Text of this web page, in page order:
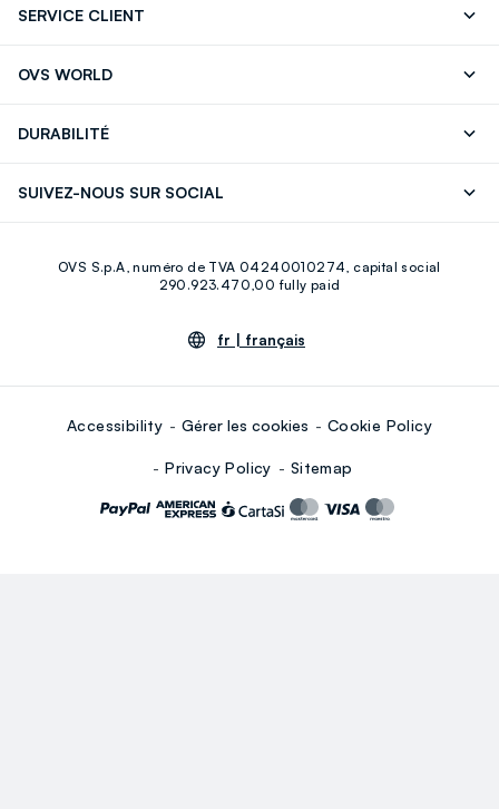
SERVICE CLIENT
OVS WORLD
DURABILITÉ
SUIVEZ-NOUS SUR SOCIAL
Youtube Linkedin
OVS S.p.A, numéro de TVA 04240010274, capital social
290.923.470,00 fully paid
fr | français
Accessibility Gérer les cookies Cookie Policy
Privacy Policy Sitemap